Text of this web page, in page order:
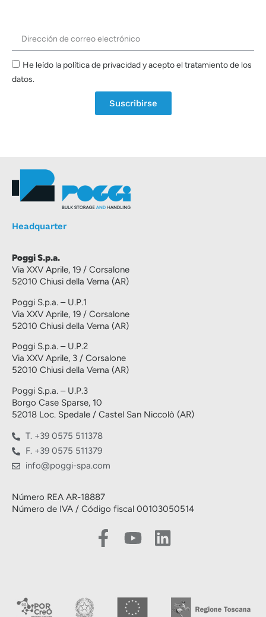
He leído la política de privacidad y acepto el tratamiento de los
datos.
Suscribirse
Headquarter
Poggi S.p.a.
Via XXV Aprile, 19 / Corsalone
52010 Chiusi della Verna (AR)
Poggi S.p.a. – U.P.1
Via XXV Aprile, 19 / Corsalone
52010 Chiusi della Verna (AR)
Poggi S.p.a. – U.P.2
Via XXV Aprile, 3 / Corsalone
52010 Chiusi della Verna (AR)
Poggi S.p.a. – U.P.3
Borgo Case Sparse, 10
52018 Loc. Spedale / Castel San Niccolò (AR)
T. +39 0575 511378
F. +39 0575 511379
info@poggi-spa.com
Número REA AR-18887
Número de IVA / Código fiscal 00103050514